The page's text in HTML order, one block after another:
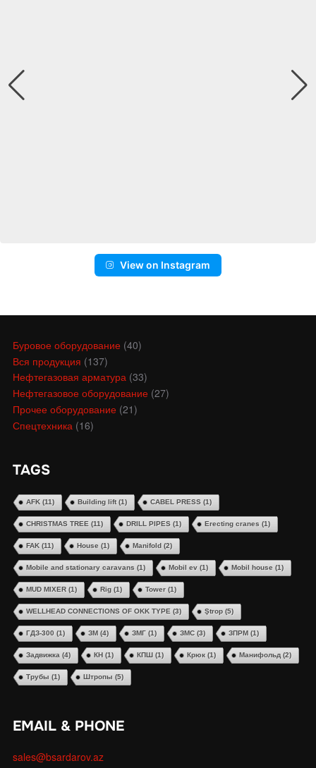
View on Instagram
Буровое оборудование(40)
Вся продукция (137)
Нефтегазовая арматура(33)
Нефтегазовое оборудование(27)
Прочее оборудование(21)
Спецтехника (16)
TAGS
AFK(11) Building lift(1) CABEL PRESS(1)
CHRISTMAS TREE (11) DRILL PIPES(1) Erecting cranes (1)
FAK(11) House (1) Manifold(2)
Mobile and stationary caravans (1) Mobil ev(1) Mobil house (1)
MUD MIXER(1) Rig(1) Tower(1)
WELLHEAD CONNECTIONS OF OKK TYPE (3) Ştrop(5)
ГДЗ-300 (1) ЗМ(4) ЗМГ(1) ЗМС(3) ЗПРМ(1)
Задвижка (4) КН(1) КПШ(1) Крюк(1) Манифольд(2)
Трубы (1) Штропы (5)
EMAIL & PHONE
sales@bsardarov.az